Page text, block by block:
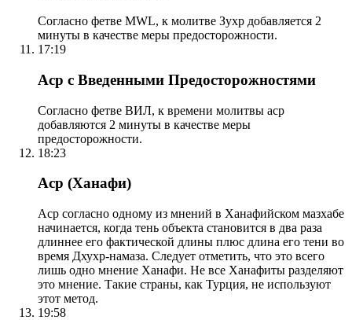
Согласно фетве MWL, к молитве Зухр добавляется 2
минуты в качестве меры предосторожности.
17:19
Аср с Введенными Предосторожностями
Согласно фетве ВИЛ, к времени молитвы аср
добавляются 2 минуты в качестве меры
предосторожности.
18:23
Аср (Ханафи)
Аср согласно одному из мнений в Ханафийском мазхабе
начинается, когда тень объекта становится в два раза
длиннее его фактической длины плюс длина его тени во
время Дхухр-намаза. Следует отметить, что это всего
лишь одно мнение Ханафи. Не все Ханафиты разделяют
это мнение. Такие страны, как Турция, не используют
этот метод.
19:58